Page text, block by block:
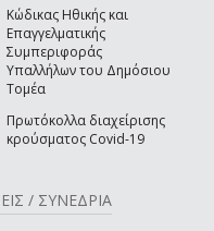
Κώδικας Ηθικής και
Επαγγελματικής
Συμπεριφοράς
Υπαλλήλων του Δημόσιου
Τομέα
Πρωτόκολλα διαχείρισης
κρούσματος Covid-19
/ ΣΥΝΕΔΡΙΑ